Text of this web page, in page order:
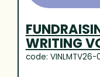
WRITING
code: VINLMTV26-